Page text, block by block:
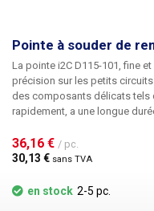
Pointe à souder de
La pointe i2C D115-101, fine
précision sur les petits
des composants délicats tels
rapidement, a une longue
température souhaitée. La
utilisation facile et rapide et
La pointe a une longueur de
fabriquée en alliage de haute
36,16 € / pc.
30,13 € sans TVA
en stock 2-5 pc.